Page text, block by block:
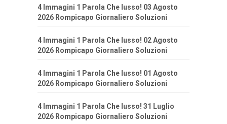
4 Immagini 1 Parola Che lusso! 03 Agosto
2026 Rompicapo Giornaliero Soluzioni
4 Immagini 1 Parola Che lusso! 02 Agosto
2026 Rompicapo Giornaliero Soluzioni
4 Immagini 1 Parola Che lusso! 01 Agosto
2026 Rompicapo Giornaliero Soluzioni
4 Immagini 1 Parola Che lusso! 31 Luglio
2026 Rompicapo Giornaliero Soluzioni